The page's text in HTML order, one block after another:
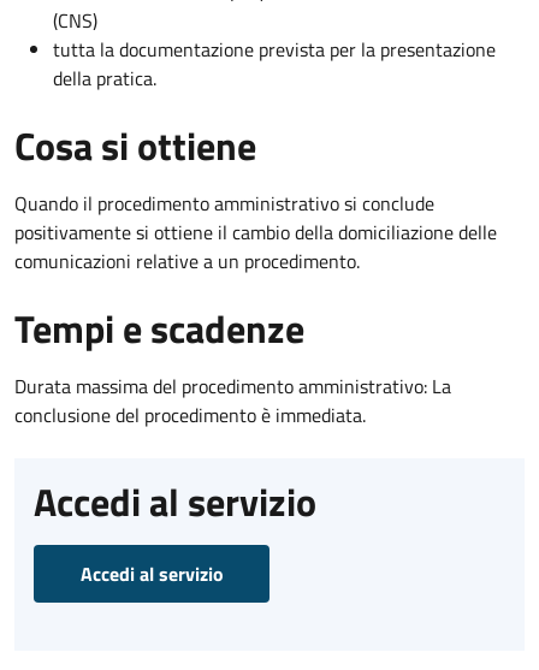
(CNS)
tutta la documentazione prevista per la presentazione
della pratica.
Cosa si ottiene
Quando il procedimento amministrativo si conclude
positivamente si ottiene il cambio della domiciliazione delle
comunicazioni relative a un procedimento.
Tempi e scadenze
Durata massima del procedimento amministrativo: La
conclusione del procedimento è immediata.
Accedi al servizio
Accedi al servizio